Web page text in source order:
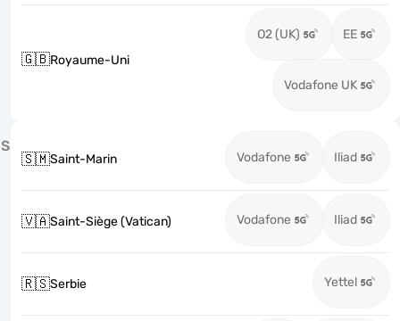
🇬🇧Royaume-Uni
O2 (UK) EE
Vodafone UK
S
🇸🇲Saint-Marin Vodafone Iliad
🇻🇦Saint-Siège (Vatican) Vodafone Iliad
🇷🇸Serbie Yettel